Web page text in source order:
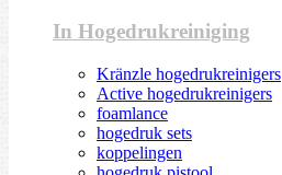
In Hogedrukreiniging
Kränzle hogedrukreinigers
Active hogedrukreinigers
foamlance
hogedruk sets
koppelingen